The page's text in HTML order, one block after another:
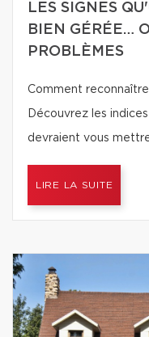
LES SIGNES
BIEN GÉRÉE…
PROBLÈMES
Comment
Découvrez les
devraient vous
LIRE LA SUITE